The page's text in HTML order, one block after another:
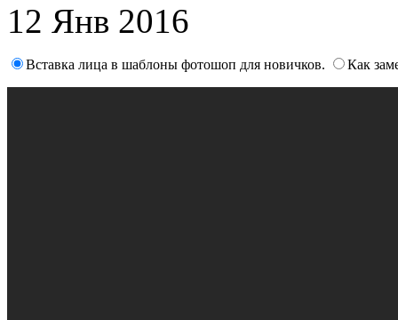
12 Янв 2016
Вставка лица в шаблоны фотошоп для новичков. Как